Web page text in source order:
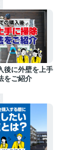
後に外壁を上手
をご紹介